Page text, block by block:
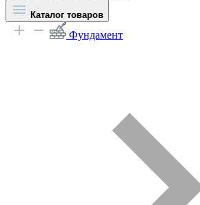
Каталог товаров
Фундамент